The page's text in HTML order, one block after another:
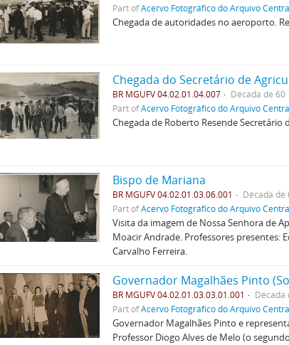
Part ofAcervo Fotográfico do Arquivo
Chegada de autoridades no aeroporto.
BR MGUFV 04.02.01.04.007
Década de 60
Part ofAcervo Fotográfico do Arquivo
Chegada de Roberto Resende Secretário
Bispo de Mariana
BR MGUFV 04.02.01.03.06.001
Década de
Part ofAcervo Fotográfico do Arquivo
Visita da imagem de Nossa Senhora de
Moacir Andrade. Professores presentes:
Carvalho Ferreira.
Governador Magalhães Pinto
BR MGUFV 04.02.01.03.03.01.001
Década
Part ofAcervo Fotográfico do Arquivo
Governador Magalhães Pinto e
Professor Diogo Alves de Melo (o